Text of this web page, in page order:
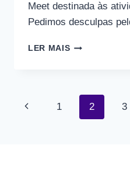
Meet destinada às
Pedimos desculpas
LER MAISINFORMATIVO
SEMINÁRIO
NOSOTRAS
Navegação
Página
1 2 3